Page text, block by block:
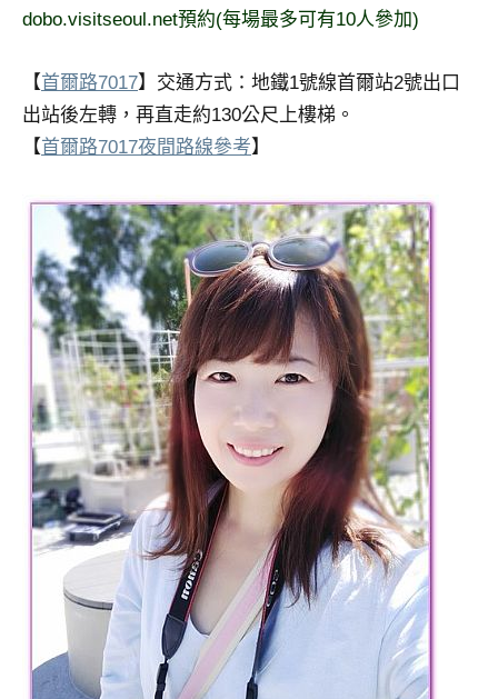
dobo.visitseoul.net預約(每場最多可有10人參加)
【首爾路7017】交通方式：地鐵1號線首爾站2號出口
出站後左轉，再直走約130公尺上樓梯。
【首爾路7017夜間路線參考】